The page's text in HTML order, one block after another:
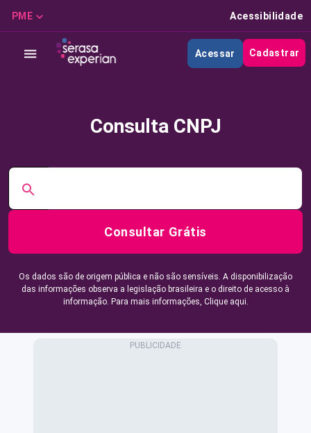
PME Acessibilidade
Acessar Cadastrar
Consulta CNPJ
Consultar Grátis
Os dados são de origem pública e não são sensíveis. A disponibilização
das informações observa a legislação brasileira e o direito de acesso à
informação. Para mais informações, Clique aqui.